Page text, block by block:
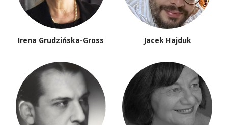
Irena Grudzińska-Gross Jacek Hajduk